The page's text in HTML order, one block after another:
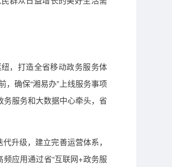
纽，打造全省移动政务服务体
确保“湘易办”上线服务事项
服务和大数据中心牵头，省
升级，建立完善运营体系，
应用通过省“互联网+政务服